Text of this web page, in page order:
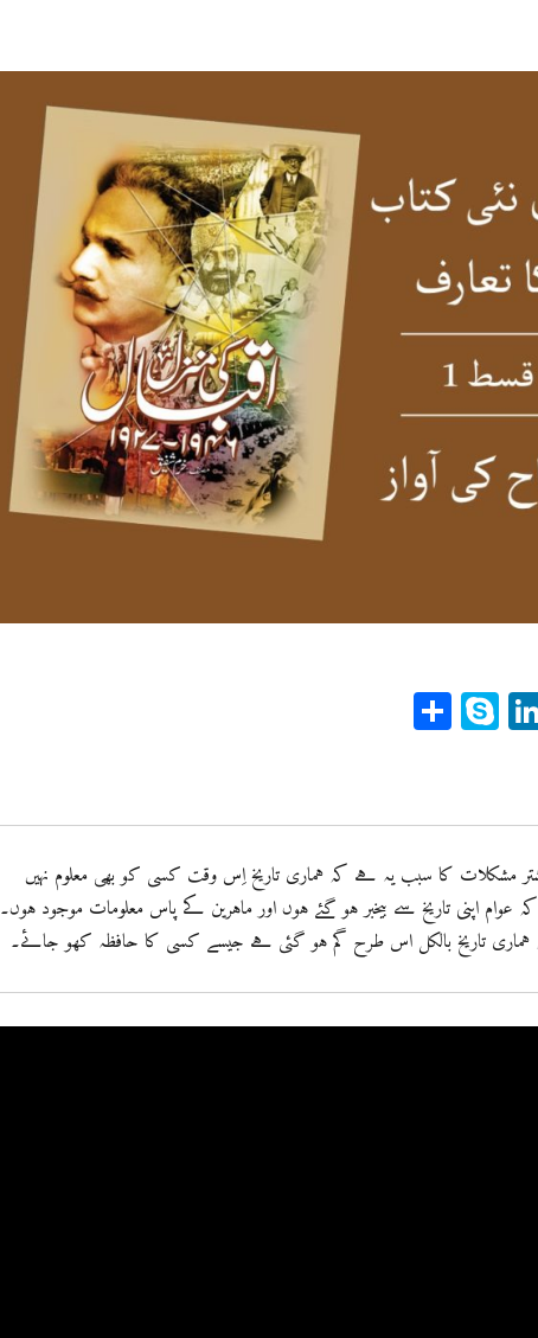
Li
n
dI
n
Sk
yp
Sh
ar
مشکلات کا سبب یہ ہے کہ ہماری تاریخ اِس وقت کسی کو بھی معلوم نہیں
عوام اپنی تاریخ سے بیخبر ہو گئے ہوں اور ماہرین کے پاس معلومات موجود ہوں۔
ہماری تاریخ بالکل اس طرح گم ہو گئی ہے جیسے کسی کا حافظہ کھو جائے۔